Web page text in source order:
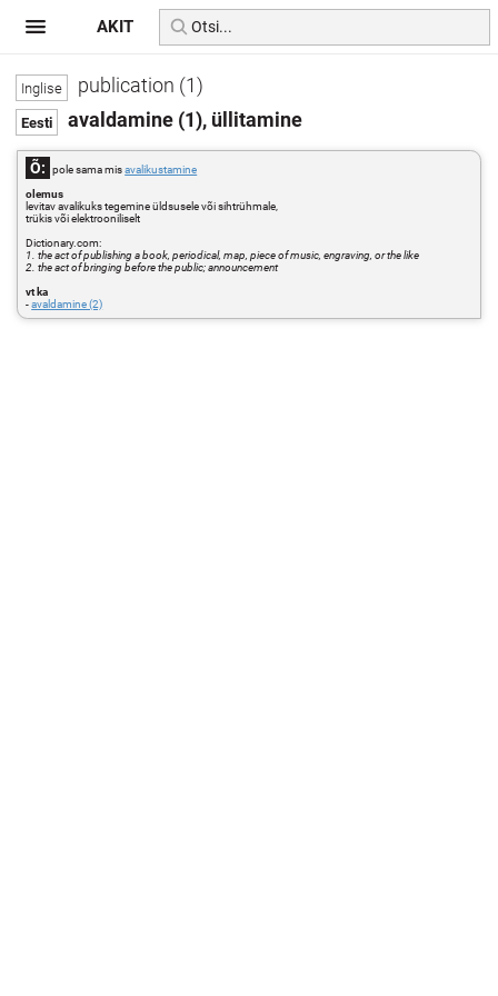
publication (1)
avaldamine (1), üllitamine
Õ: pole sama misavalikustamine
olemus
levitav avalikuks tegemine üldsusele või sihtrühmale,
trükis või elektrooniliselt
Dictionary.com:
1. the act of publishing a book, periodical, map, piece of music, engraving, or the like
2. the act of bringing before the public; announcement
vt ka
-avaldamine (2)
AKIT